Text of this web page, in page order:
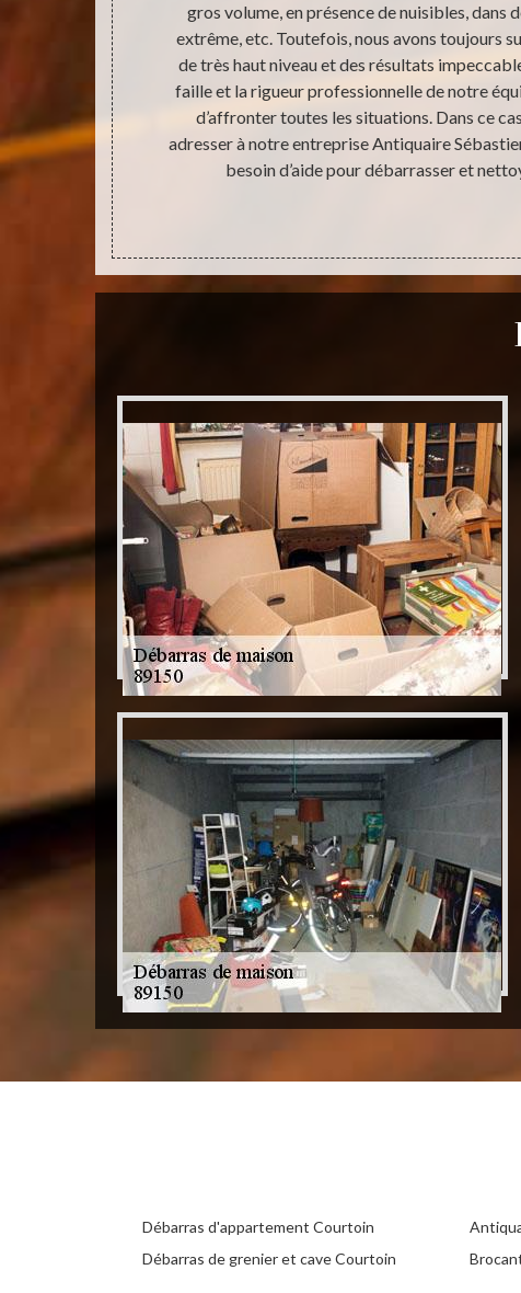
de
envoyé vers
gros volume, en présence de nuisibles, dans
extrême, etc. Toutefois, nous avons toujours
de très haut niveau et des résultats
faille et la rigueur professionnelle de notre
d’affronter toutes les situations. Dans ce
adresser à notre entreprise Antiquaire
besoin d’aide pour débarrasser et
Débarras d'appartement Courtoin
Débarras de grenier et cave Courtoin